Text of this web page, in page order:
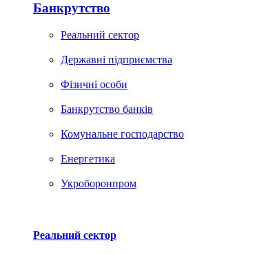
Банкрутство
Реальний сектор
Державні підприємства
Фізичні особи
Банкрутство банків
Комунальне господарство
Енергетика
Укроборонпром
Реальний сектор